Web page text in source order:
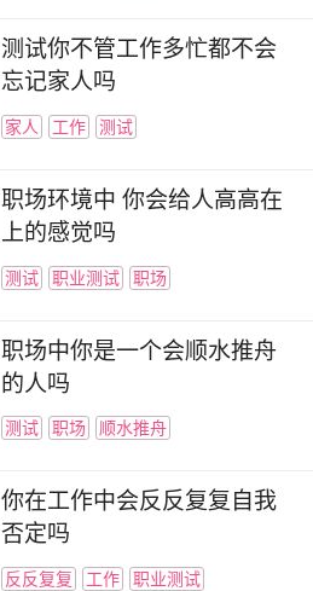
测试你不管工作多忙都不会
忘记家人吗
家人 工作 测试
职场环境中 你会给人高高在
上的感觉吗
测试 职业测试 职场
职场中你是一个会顺水推舟
的人吗
测试 职场 顺水推舟
你在工作中会反反复复自我
否定吗
反反复复 工作 职业测试